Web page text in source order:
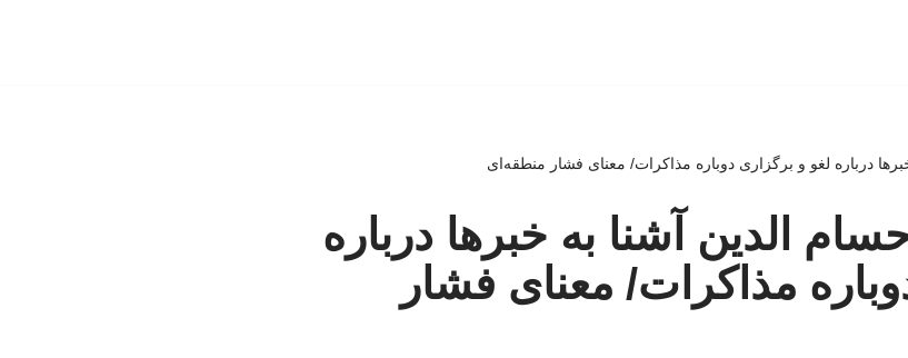
درباره لغو و برگزاری دوباره مذاکرات/ معنای فشار منطقه‌ای
الدین آشنا به خبرها درباره
مذاکرات/ معنای فشار